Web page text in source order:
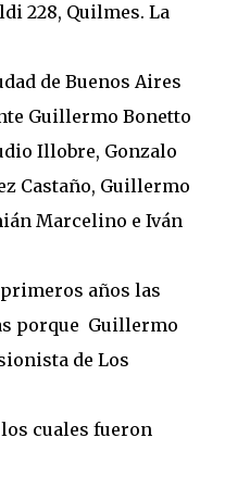
228, Quilmes. La
de Buenos Aires
Guillermo Bonetto
Illobre, Gonzalo
Castaño, Guillermo
Marcelino e Iván
años las
porque Guillermo
de Los
los cuales fueron